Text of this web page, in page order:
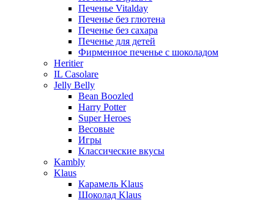
Печенье Vitalday
Печенье без глютена
Печенье без сахара
Печенье для детей
Фирменное печенье с шоколадом
Heritier
IL Casolare
Jelly Belly
Bean Boozled
Harry Potter
Super Heroes
Весовые
Игры
Классические вкусы
Kambly
Klaus
Карамель Klaus
Шоколад Klaus